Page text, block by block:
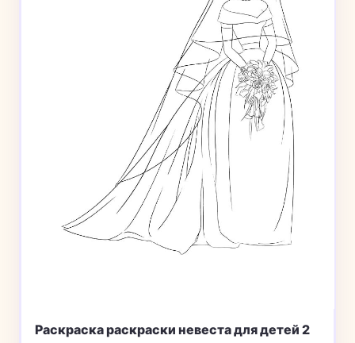
Раскраска раскраски невеста для детей 2